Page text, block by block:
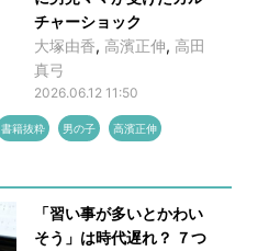
チャーショック
大塚由香, 高濱正伸, 高田
真弓
2026.06.12 11:50
書籍抜粋 男の子 高濱正伸
「習い事が多いとかわい
そう」は時代遅れ？ ７つ